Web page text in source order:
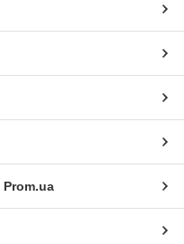
Prom.ua